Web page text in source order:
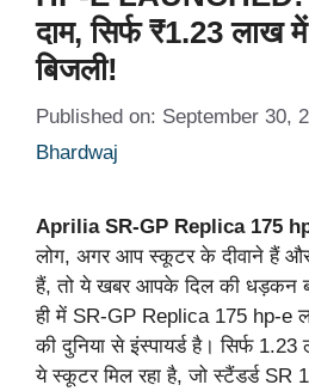
दाम, सिर्फ ₹1.23 लाख
बिजली!
Published on: September 30,
Bhardwaj
Aprilia SR-GP Replica 175
लोग, अगर आप स्कूटर के दीवाने हैं और
हैं, तो ये खबर आपके दिल की धड़कन
ही में SR-GP Replica 175 hp-e
की दुनिया से इंस्पायर्ड है। सिर्फ
ये स्कूटर मिल रहा है, जो स्टैंडर्ड